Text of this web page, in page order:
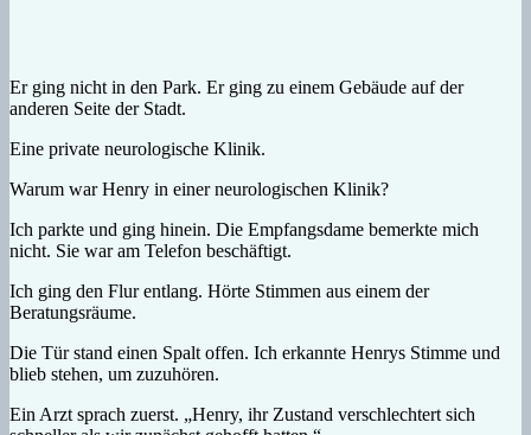
Er ging nicht in den Park. Er ging zu einem Gebäude auf der
anderen Seite der Stadt.
Eine private neurologische Klinik.
Warum war Henry in einer neurologischen Klinik?
Ich parkte und ging hinein. Die Empfangsdame bemerkte mich
nicht. Sie war am Telefon beschäftigt.
Ich ging den Flur entlang. Hörte Stimmen aus einem der
Beratungsräume.
Die Tür stand einen Spalt offen. Ich erkannte Henrys Stimme und
blieb stehen, um zuzuhören.
Ein Arzt sprach zuerst. „Henry, ihr Zustand verschlechtert sich